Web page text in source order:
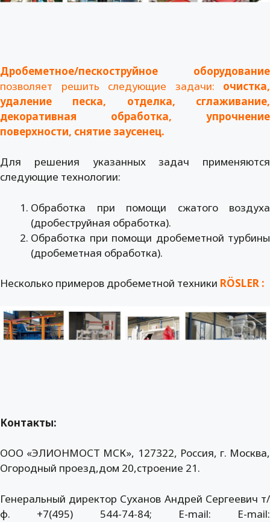
Дробеметное/пескоструйное оборудование
позволяет решить следующие задачи: очистка,
удаление песка, отделка, сглаживание,
декоративная обработка, упрочнение
поверхности, снятие заусенец.
Для решения указанных задач применяются
следующие технологии:
Обработка при помощи сжатого воздуха
(дробеструйная обработка).
Обработка при помощи дробеметной турбины
(дробеметная обработка).
Несколько примеров дробеметной техники RÖSLER :
Контакты:
ООО «ЭЛИОНМОСТ МСК», 127322, Россия, г. Москва,
Огородный проезд,дом 20,строение 21.
Генеральный директор Суханов Андрей Сергеевич т/
ф. +7(495) 544-74-84; E-mail: E-mail: